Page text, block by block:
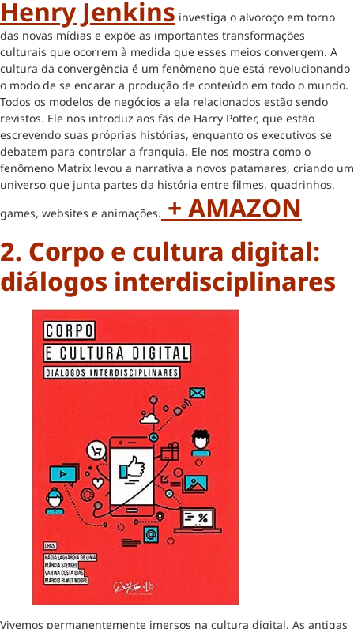
Henry Jenkins investiga o alvoroço em torno
das novas mídias e expõe as importantes transformações
culturais que ocorrem à medida que esses meios convergem. A
cultura da convergência é um fenômeno que está revolucionando
o modo de se encarar a produção de conteúdo em todo o mundo.
Todos os modelos de negócios a ela relacionados estão sendo
revistos. Ele nos introduz aos fãs de Harry Potter, que estão
escrevendo suas próprias histórias, enquanto os executivos se
debatem para controlar a franquia. Ele nos mostra como o
fenômeno Matrix levou a narrativa a novos patamares, criando um
universo que junta partes da história entre filmes, quadrinhos,
games, websites e animações. + AMAZON
2. Corpo e cultura digital:
diálogos interdisciplinares
Vivemos permanentemente imersos na cultura digital. As antigas